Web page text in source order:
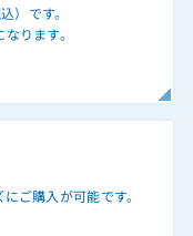
）です。
ります。
ご購入が可能です。